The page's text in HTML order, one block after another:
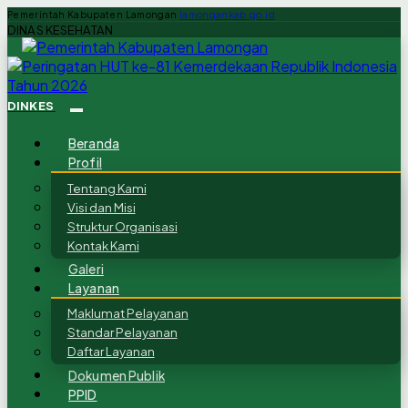
Pemerintah Kabupaten Lamongan lamongankab.go.id
DINAS KESEHATAN
DINKES
Beranda
Profil
Tentang Kami
Visi dan Misi
Struktur Organisasi
Kontak Kami
Galeri
Layanan
Maklumat Pelayanan
Standar Pelayanan
Daftar Layanan
Dokumen Publik
PPID